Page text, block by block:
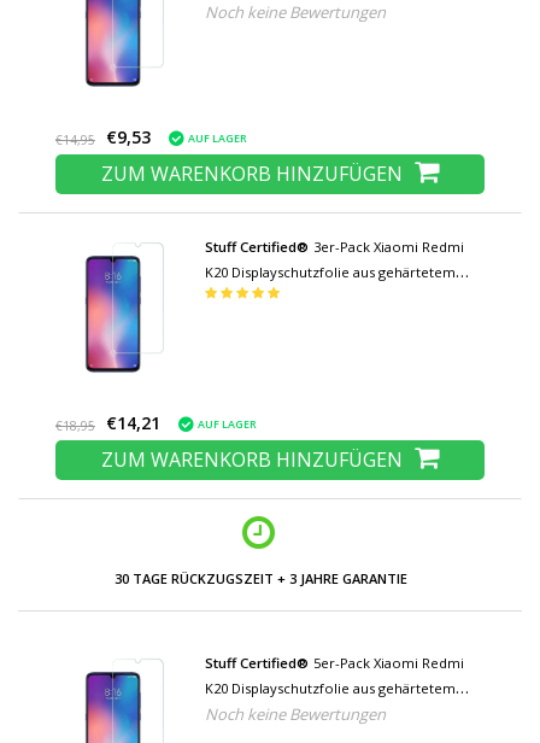
Glas Filmglas aus gehärtetem Glas
Noch keine Bewertungen
€14,95 €9,53 AUF LAGER
ZUM WARENKORB HINZUFÜGEN
Stuff Certified® 3er-Pack Xiaomi Redmi
K20 Displayschutzfolie aus gehärtetem
Glas Filmglas aus gehärtetem Glas
€18,95 €14,21 AUF LAGER
ZUM WARENKORB HINZUFÜGEN
30 TAGE RÜCKZUGSZEIT + 3 JAHRE GARANTIE
Stuff Certified® 5er-Pack Xiaomi Redmi
K20 Displayschutzfolie aus gehärtetem
Glas Filmglas aus gehärtetem Glas
Noch keine Bewertungen